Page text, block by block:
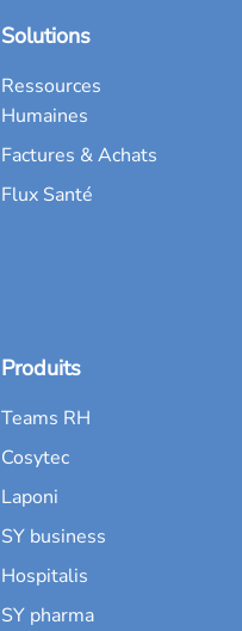
Solutions
Ressources
Humaines
Factures & Achats
Flux Santé
Produits
Teams RH
Cosytec
Laponi
SY business
Hospitalis
SY pharma